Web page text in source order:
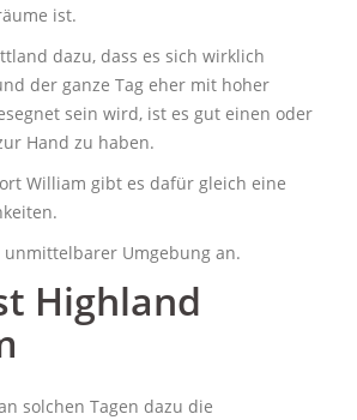
ist.
dazu, dass es sich wirklich
der ganze Tag eher mit hoher
sein wird, ist es gut einen oder
Hand zu haben.
William gibt es dafür gleich eine
unmittelbarer Umgebung an.
Highland
solchen Tagen dazu die